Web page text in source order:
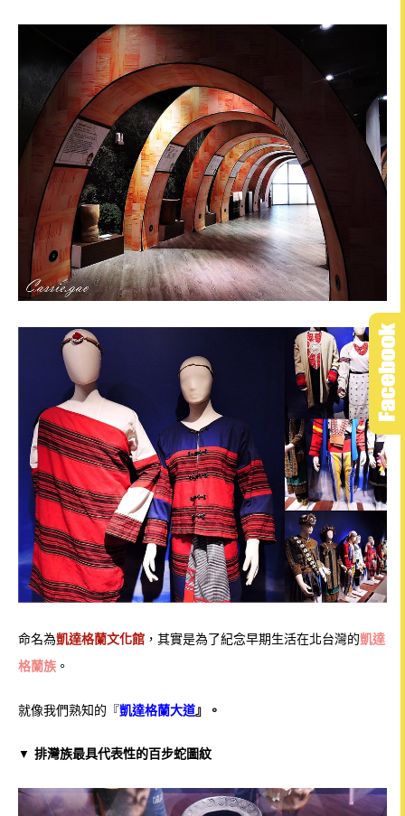
命名為凱達格蘭文化館 ，其實是為了紀念早期生活在北台灣的凱達
格蘭族 。
就像我們熟知的『凱達格蘭大道』。
▼ 排灣族最具代表性的百步蛇圖紋